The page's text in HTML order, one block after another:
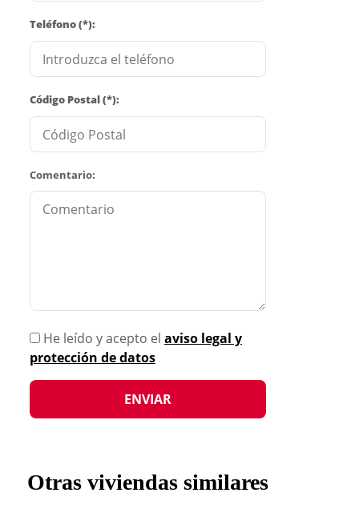
Teléfono (*):
Código Postal (*):
Comentario:
He leído y acepto el aviso legal y
protección de datos
Otras viviendas similares